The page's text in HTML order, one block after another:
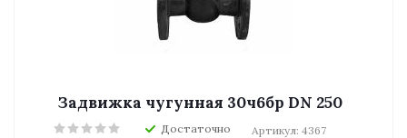
Задвижка чугунная 30ч6бр DN 250
Достаточно Артикул: 4367